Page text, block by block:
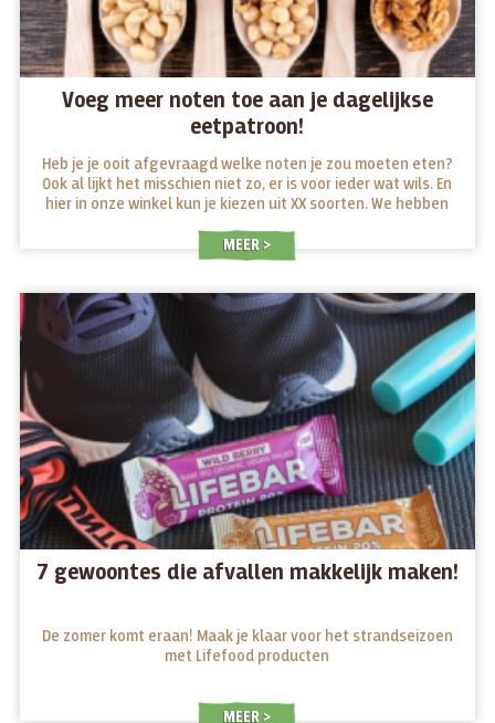
Voeg meer noten toe aan je dagelijkse
eetpatroon!
Heb je je ooit afgevraagd welke noten je zou moeten eten?
Ook al lijkt het misschien niet zo, er is voor ieder wat wils. En
hier in onze winkel kun je kiezen uit XX soorten. We hebben
beter idee te krijgen van wat elke noot zo bijzonder maakt.
MEER
7 gewoontes die afvallen makkelijk maken!
De zomer komt eraan! Maak je klaar voor het strandseizoen
met Lifefood producten
MEER